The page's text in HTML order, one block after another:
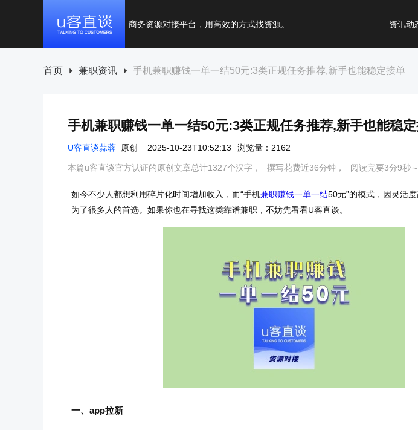
商务资源对接平台，用高效的方式找资源。 资讯动
首页 兼职资讯 手机兼职赚钱一单一结50元:3类正规任务推荐,新手也能稳定接单
手机兼职赚钱一单一结50元:3类正规任务推荐,新手也能稳
U客直谈蒜蓉 原创 2025-10-23T10:52:13 浏览量：2162
本篇u客直谈官方认证的原创文章总计1327个汉字， 撰写花费近36分钟， 阅读完要3分9秒
如今不少人都想利用碎片化时间增加收入，而“手机兼职赚钱一单一结50元”的模式，因灵活
为了很多人的首选。如果你也在寻找这类靠谱兼职，不妨先看看U客直谈。
一、app拉新